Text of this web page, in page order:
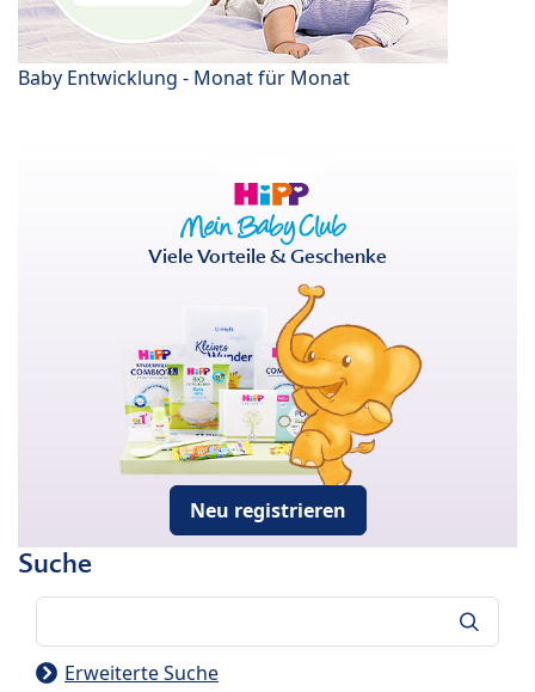
Baby Entwicklung - Monat für Monat
Viele Vorteile & Geschenke
Neu registrieren
Suche
Erweiterte Suche